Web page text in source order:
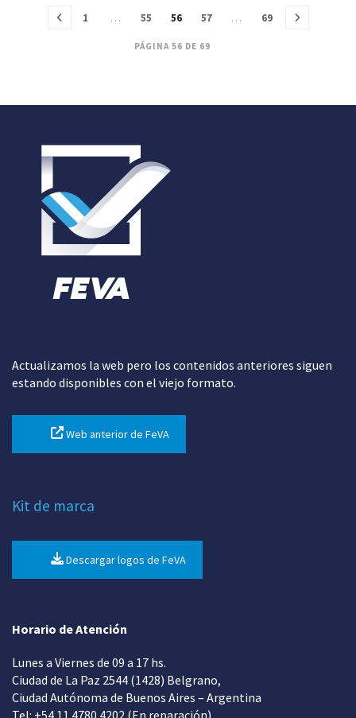
PÁGINA 56 DE 69
1 … 55 56 57 … 69
Actualizamos la web pero los contenidos anteriores siguen
estando disponibles con el viejo formato.
Web anterior de FeVA
Kit de marca
Descargar logos de FeVA
Horario de Atención
Lunes a Viernes de 09 a 17 hs.
Ciudad de La Paz 2544 (1428) Belgrano,
Ciudad Autónoma de Buenos Aires – Argentina
Tel: +54 11 4780 4202 (En reparación)